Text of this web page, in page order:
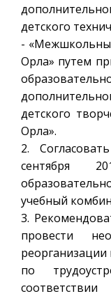
детского
-
Орла» путем
детского
Орла».
2.
сентября
учебный
3.
провести
по